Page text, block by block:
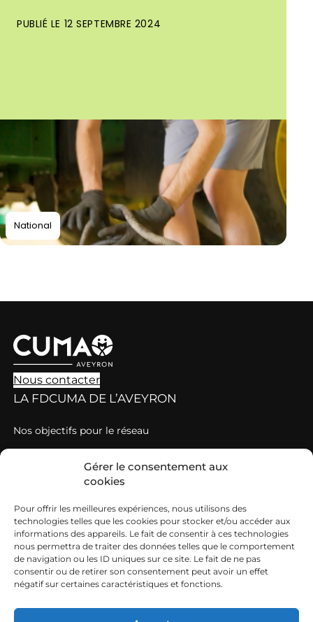
Gérer le consentement aux
cookies
Pour offrir les meilleures expériences, nous utilisons des
technologies telles que les cookies pour stocker et/ou accéder aux
informations des appareils. Le fait de consentir à ces technologies
nous permettra de traiter des données telles que le comportement
de navigation ou les ID uniques sur ce site. Le fait de ne pas
consentir ou de retirer son consentement peut avoir un effet
négatif sur certaines caractéristiques et fonctions.
PUBLIÉ LE 12 SEPTEMBRE 2024
National
Nous contacter
LA FDCUMA DE L’AVEYRON
Nos objectifs pour le réseau
Grille de tarification des cotisations et prestations
Qu’est-ce qu’une Cuma ?
Comment adhérer à une Cuma ?
L’EMPLOI EN CUMA
Des emplois variés